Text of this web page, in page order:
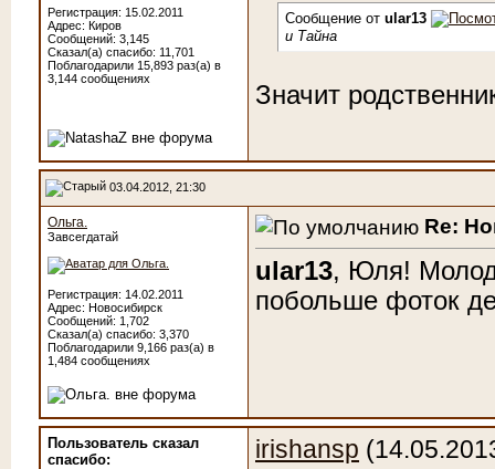
Регистрация: 15.02.2011
Адрес: Киров
Сообщений: 3,145
Сказал(а) спасибо: 11,701
Поблагодарили 15,893 раз(а) в
3,144 сообщениях
Сообщение от ular13
и Тайна
Значит
03.04.2012, 21:30
Ольга.
Завсегдатай
Регистрация: 14.02.2011
Адрес: Новосибирск
Сообщений: 1,702
Сказал(а) спасибо: 3,370
Поблагодарили 9,166 раз(а) в
1,484 сообщениях
Re:
ular13, Юля!
побольше фоток
Пользователь сказал
cпасибо:
irishansp